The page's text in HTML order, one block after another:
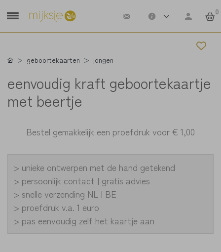
0
geboortekaarten jongen
eenvoudig kraft geboortekaartje
met beertje
Bestel gemakkelijk een proefdruk voor€ 1,00
> unieke ontwerpen met de hand getekend
> persoonlijk contact | gratis advies
> snelle verzending NL | BE
> proefdruk v.a. 1 euro
> pas eenvoudig zelf het kaartje aan